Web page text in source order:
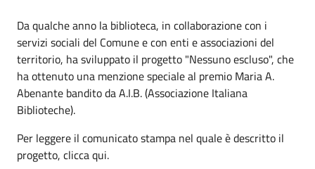
Da qualche anno la biblioteca, in collaborazione con i
servizi sociali del Comune e con enti e associazioni del
territorio, ha sviluppato il progetto "Nessuno escluso", che
ha ottenuto una menzione speciale al premio Maria A.
Abenante bandito da A.I.B. (Associazione Italiana
Biblioteche).
Per leggere il comunicato stampa nel quale è descritto il
progetto, clicca qui.